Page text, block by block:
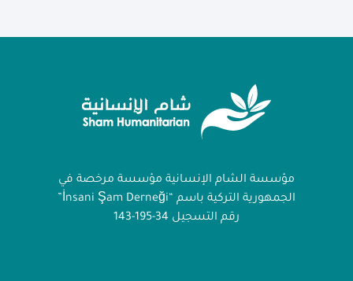
مؤسسة الشام الإنسانية مؤسسة مرخصة في
الجمهورية التركية باسم “İnsani Şam Derneği”
رقم التسجيل 34-195-143